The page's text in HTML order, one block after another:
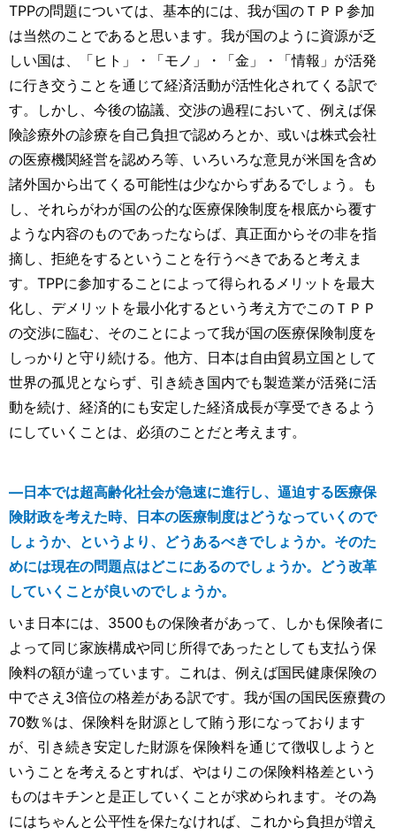
TPPの問題については、基本的には、我が国のＴＰＰ参加
は当然のことであると思います。我が国のように資源が乏
しい国は、「ヒト」・「モノ」・「金」・「情報」が活発
に行き交うことを通じて経済活動が活性化されてくる訳で
す。しかし、今後の協議、交渉の過程において、例えば保
険診療外の診療を自己負担で認めろとか、或いは株式会社
の医療機関経営を認めろ等、いろいろな意見が米国を含め
諸外国から出てくる可能性は少なからずあるでしょう。も
し、それらがわが国の公的な医療保険制度を根底から覆す
ような内容のものであったならば、真正面からその非を指
摘し、拒絶をするということを行うべきであると考えま
す。TPPに参加することによって得られるメリットを最大
化し、デメリットを最小化するという考え方でこのＴＰＰ
の交渉に臨む、そのことによって我が国の医療保険制度を
しっかりと守り続ける。他方、日本は自由貿易立国として
世界の孤児とならず、引き続き国内でも製造業が活発に活
動を続け、経済的にも安定した経済成長が享受できるよう
にしていくことは、必須のことだと考えます。
―日本では超高齢化社会が急速に進行し、逼迫する医療保
険財政を考えた時、日本の医療制度はどうなっていくので
しょうか、というより、どうあるべきでしょうか。そのた
めには現在の問題点はどこにあるのでしょうか。どう改革
していくことが良いのでしょうか。
いま日本には、3500もの保険者があって、しかも保険者に
よって同じ家族構成や同じ所得であったとしても支払う保
険料の額が違っています。これは、例えば国民健康保険の
中でさえ3倍位の格差がある訳です。我が国の国民医療費の
70数％は、保険料を財源として賄う形になっております
が、引き続き安定した財源を保険料を通じて徴収しようと
いうことを考えるとすれば、やはりこの保険料格差という
ものはキチンと是正していくことが求められます。その為
にはちゃんと公平性を保たなければ、これから負担が増え